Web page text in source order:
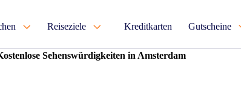
Reiseziele Kreditkarten Gutscheine
Sehenswürdigkeiten in Amsterdam